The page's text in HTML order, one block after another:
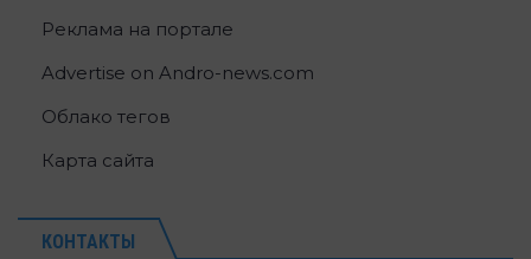
Реклама на портале
Advertise on Andro-news.com
Облако тегов
Карта сайта
КОНТАКТЫ